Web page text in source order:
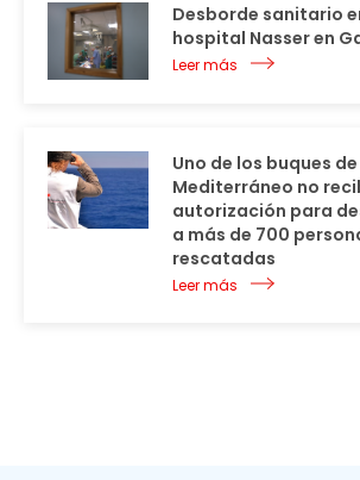
Desborde sanitario
hospital Nasser en
Leer más
Uno de los buques de
Mediterráneo no
autorización para
a más de 700
rescatadas
Leer más